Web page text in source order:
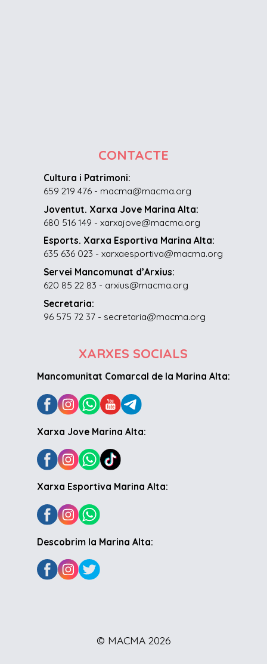
CONTACTE
Cultura i Patrimoni:
659 219 476 - macma@macma.org
Joventut. Xarxa Jove Marina Alta:
680 516 149 - xarxajove@macma.org
Esports. Xarxa Esportiva Marina Alta:
635 636 023 - xarxaesportiva@macma.org
Servei Mancomunat d’Arxius:
620 85 22 83 - arxius@macma.org
Secretaria:
96 575 72 37 - secretaria@macma.org
XARXES SOCIALS
Mancomunitat Comarcal de la Marina Alta:
Xarxa Jove Marina Alta:
Xarxa Esportiva Marina Alta:
Descobrim la Marina Alta:
© MACMA 2026